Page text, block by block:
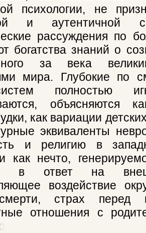
психологии, не
и аутентичной
рассуждения по
богатства знаний о
за века
мира. Глубокие по
полностью
объясняются
как вариации
эквиваленты
и религию в
как нечто,
в ответ на
воздействие
страх перед
отношения с